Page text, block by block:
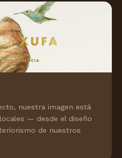
nuestra imagen está
— desde el diseño
de nuestros